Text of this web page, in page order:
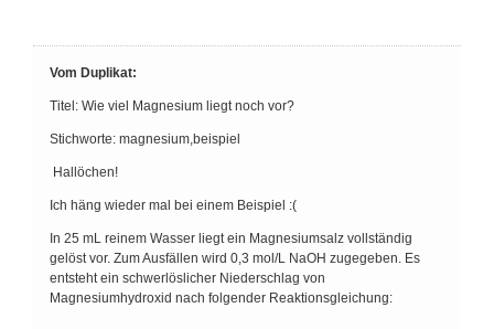
Vom Duplikat:
Titel: Wie viel Magnesium liegt noch vor?
Stichworte: magnesium,beispiel
Hallöchen!
Ich häng wieder mal bei einem Beispiel :(
In 25 mL reinem Wasser liegt ein Magnesiumsalz vollständig
gelöst vor. Zum Ausfällen wird 0,3 mol/L NaOH zugegeben. Es
entsteht ein schwerlöslicher Niederschlag von
Magnesiumhydroxid nach folgender Reaktionsgleichung: